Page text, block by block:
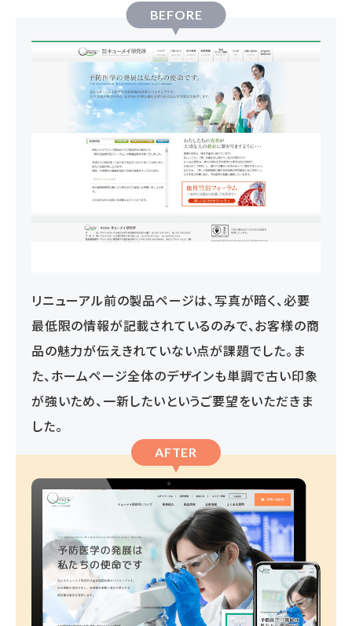
BEFORE
リニューアル前の製品ページは、写真が暗く、必要
最低限の情報が記載されているのみで、お客様の商
品の魅力が伝えきれていない点が課題でした。ま
た、ホームページ全体のデザインも単調で古い印象
が強いため、一新したいというご要望をいただきま
した。
AFTER